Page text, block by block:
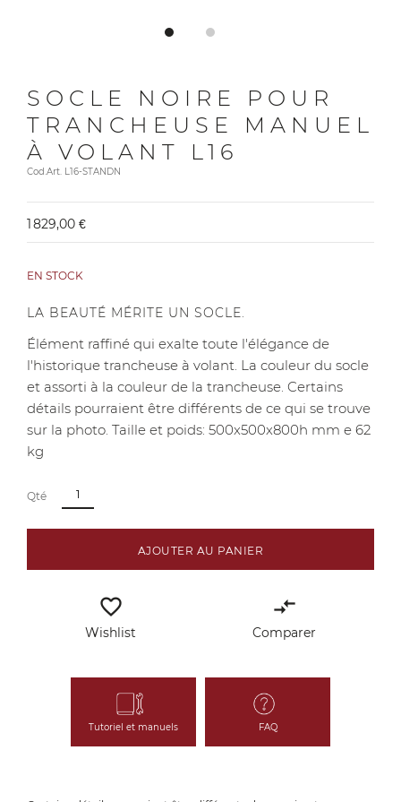
SOCLE NOIRE POUR
TRANCHEUSE MANUEL
À VOLANT L16
Cod.Art. L16-STANDN
1 829,00 €
EN STOCK
LA BEAUTÉ MÉRITE UN SOCLE.
Élément raffiné qui exalte toute l'élégance de
l'historique trancheuse à volant. La couleur du socle
et assorti à la couleur de la trancheuse. Certains
détails pourraient être différents de ce qui se trouve
sur la photo. Taille et poids: 500x500x800h mm e 62
kg
Qté
AJOUTER AU PANIER
favorite_border
Wishlist
compare_arrows
Comparer
Tutoriel et manuels FAQ